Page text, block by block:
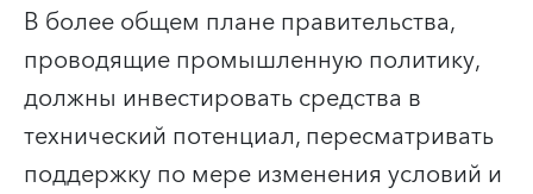
В более общем плане правительства,
проводящие промышленную политику,
должны инвестировать средства в
технический потенциал, пересматривать
поддержку по мере изменения условий и